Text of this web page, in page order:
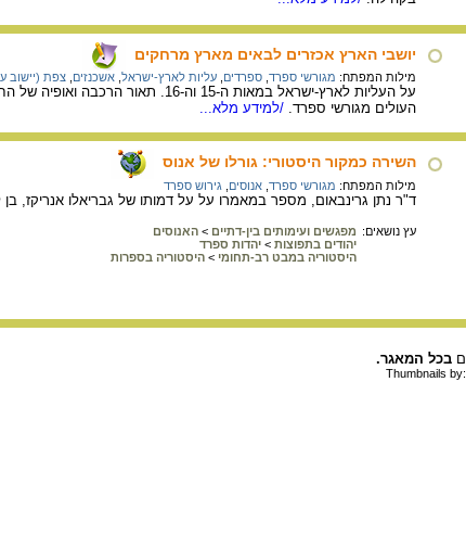
יושבי הארץ אכזרים לבאים מארץ מרחקים
מילות המפתח: מגורשי ספרד ספרדים עליות לארץ-ישראל אשכנזים צפת (יישוב
על העליות לארץ-ישראל במאות ה-
העולים מגורשי ספרד. /למידע מלא...
השירה כמקור היסטורי: גורלו של אנוס
מילות המפתח: מגורשי ספרד אנוסים גירוש ספרד
ד"ר נתן גרינבאום, מספר במאמרו על על דמותו של גבריאלו אנריקז,
עץ נושאים: מפגשים ועימותים בין-דתיים > האנוסים
יהודים בתפוצות > יהדות ספרד
היסטוריה במבט רב-תחומי > היסטוריה בספרות
בכל המאגר.
Thumbnails by: